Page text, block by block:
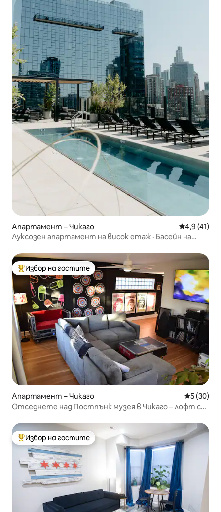
Апартамент – Чикаго Средна
4,9 (41)
Луксозен апартамент на висок етаж · Басейн на
Най-популярен избор на гостите
Избор на гостите
Апартамент – Чикаго Средна
5 (30)
Отседнете над Постпънк музея в Чикаго – лофт с
Най-популярен избор на гостите
Избор на гостите